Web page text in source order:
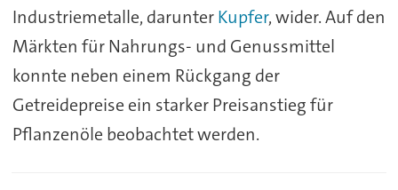
Industriemetalle, darunterKupfer, wider. Auf den
Märkten für Nahrungs- und Genussmittel
konnte neben einem Rückgang der
Getreidepreise ein starker Preisanstieg für
Pflanzenöle beobachtet werden.